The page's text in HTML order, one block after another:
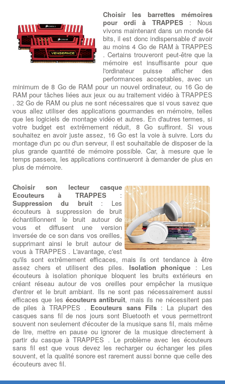
Choisir les barrettes mémoires
pour ordi à TRAPPES: Nous
vivons maintenant dans un monde 64
bits, il est donc indispensable d' avoir
au moins 4 Go de RAM à TRAPPES
. Certains trouveront peut-être que la
mémoire est insuffisante pour que
l'ordinateur puisse afficher des
performances acceptables, avec un
minimum de 8 Go de RAM pour un nouvel ordinateur, ou 16 Go de
RAM pour tâches liées aux jeux ou au traitement vidéo à TRAPPES
. 32 Go de RAM ou plus ne sont nécessaires que si vous savez que
vous allez utiliser des applications gourmandes en mémoire, telles
que les logiciels de montage vidéo et autres. En d'autres termes, si
votre budget est extrêmement réduit, 8 Go suffiront. Si vous
souhaitez en avoir juste assez, 16 Go est la voie à suivre. Lors du
montage d'un pc ou d'un serveur, il est souhaitable de disposer de la
plus grande quantité de mémoire possible. Car, à mesure que le
temps passera, les applications continueront à demander de plus en
plus de mémoire.
Choisir son lecteur casque
Ecouteurs à TRAPPES:
Suppression du bruit : Les
écouteurs à suppression de bruit
échantillonnent le bruit autour de
vous et diffusent une version
inversée de ce son dans vos oreilles,
supprimant ainsi le bruit autour de
vous à TRAPPES . L'avantage, c'est
qu'ils sont extrêmement efficaces, mais ils ont tendance à être
assez chers et utilisent des piles. Isolation phonique : Les
écouteurs à isolation phonique bloquent les bruits extérieurs en
créant réseau autour de vos oreilles pour empêcher la musique
d'entrer et le bruit ambiant. Ils ne sont pas nécessairement aussi
efficaces que les écouteurs antibruit, mais ils ne nécessitent pas
de piles à TRAPPES . Ecouteurs sans Fils : La plupart des
casques sans fil de nos jours sont Bluetooth et vous permettront
souvent non seulement d'écouter de la musique sans fil, mais même
de lire, mettre en pause ou ignorer de la musique directement à
partir du casque à TRAPPES . Le problème avec les écouteurs
sans fil est que vous devez les recharger ou échanger les piles
souvent, et la qualité sonore est rarement aussi bonne que celle des
écouteurs avec fil.